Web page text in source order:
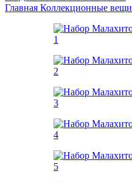
Главная Коллекционные вещи